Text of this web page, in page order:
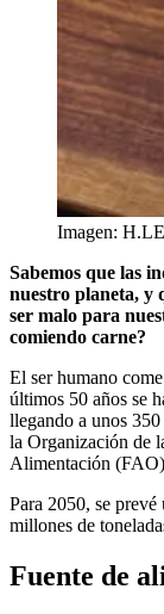
Imagen:
Sabemos que las
nuestro planeta, y
ser malo para
comiendo carne?
El ser humano
últimos 50 años se
llegando a unos
la Organización de
Alimentación
Para 2050, se
millones de
Fuente de